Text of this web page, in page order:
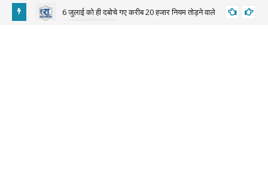
6 जुलाई को ही दबोचे गए करीब 20 हजार नियम तोड़ने वाले